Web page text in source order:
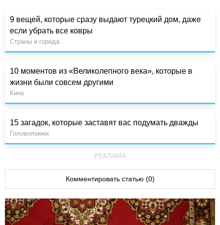
9 вещей, которые сразу выдают турецкий дом, даже
если убрать все ковры
Страны и города
10 моментов из «Великолепного века», которые в
жизни были совсем другими
Кино
15 загадок, которые заставят вас подумать дважды
Головоломки
РЕКЛАМА
Комментировать статью (0)